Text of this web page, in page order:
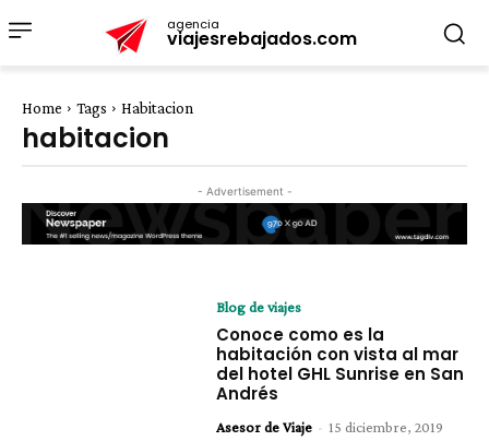
agencia
viajesrebajados.com
Home Tags Habitacion
habitacion
- Advertisement -
Blog de viajes
Conoce como es la
habitación con vista al mar
del hotel GHL Sunrise en San
Andrés
Asesor de Viaje - 15 diciembre, 2019